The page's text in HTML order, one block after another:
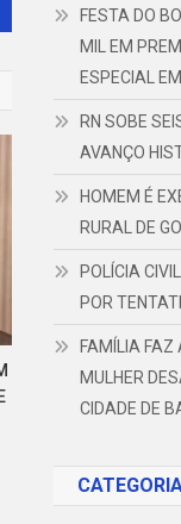
FESTA DO
MIL EM
ESPECIAL
RN SOBE
AVANÇO
HOMEM É
RURAL DE
POLÍCIA
POR
FAMÍLIA FAZ
MULHER
CIDADE DE